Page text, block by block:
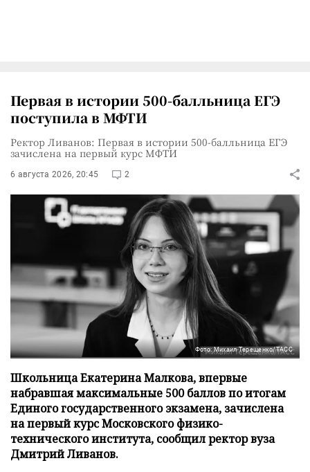
Первая в истории 500-балльница ЕГЭ
поступила в МФТИ
Ректор Ливанов: Первая в истории 500-балльница ЕГЭ
зачислена на первый курс МФТИ
6 августа 2026, 20:45 2
Фото: Михаил Терещенко/ТАСС
Школьница Екатерина Малкова, впервые
набравшая максимальные 500 баллов по итогам
Единого государственного экзамена, зачислена
на первый курс Московского физико-
технического института, сообщил ректор вуза
Дмитрий Ливанов.